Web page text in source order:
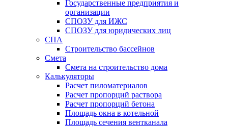
Государственные предприятия и
организации
СПОЗУ для ИЖС
СПОЗУ для юридических лиц
СПА
Строительство бассейнов
Смета
Смета на строительство дома
Калькуляторы
Расчет пиломатериалов
Расчет пропорций раствора
Расчет пропорций бетона
Площадь окна в котельной
Площадь сечения вентканала